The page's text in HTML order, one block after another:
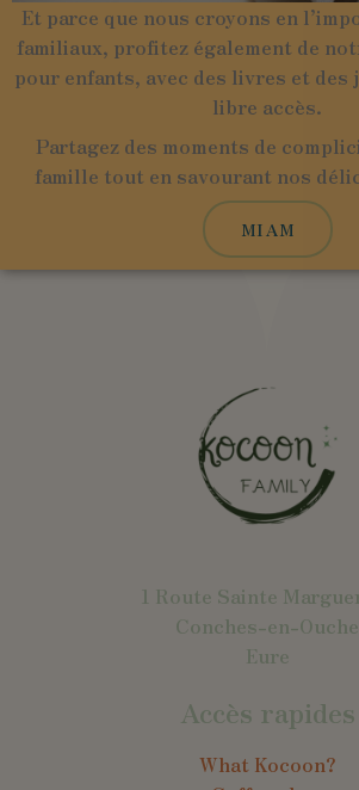
Et parce que nous croyons en
familiaux, profitez également de
pour enfants, avec des livres et des
libre accès.
Partagez des moments de
famille tout en savourant nos
MIAM
1 Route Sainte
Conches-en-Ouche
Eure
Accès rapides
What Kocoon?